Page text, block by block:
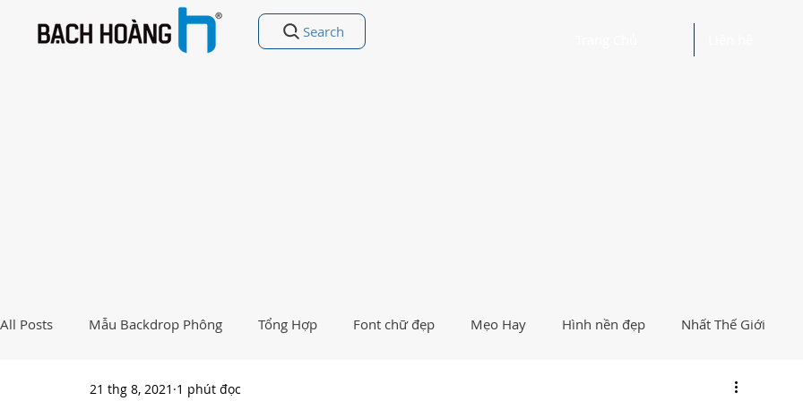
Search
All Posts Mẫu Backdrop Phông Tổng Hợp Font chữ đẹp Mẹo Hay Hình nền đẹp Nhất Thế Giới
Free Vectors Nhất Việt Nam Hướng Dẫn
21 thg 8, 2021 1 phút đọc